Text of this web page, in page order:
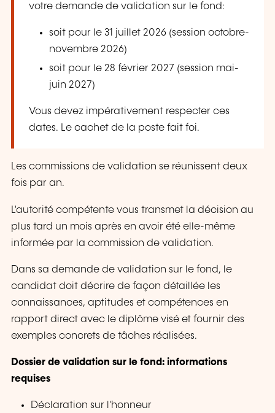
votre demande de validation sur le fond:
soit pour le 31 juillet 2026 (session octobre-
novembre 2026)
soit pour le 28 février 2027 (session mai-
juin 2027)
Vous devez impérativement respecter ces
dates. Le cachet de la poste fait foi.
Les commissions de validation se réunissent deux
fois par an.
L'autorité compétente vous transmet la décision au
plus tard un mois après en avoir été elle-même
informée par la commission de validation.
Dans sa demande de validation sur le fond, le
candidat doit décrire de façon détaillée les
connaissances, aptitudes et compétences en
rapport direct avec le diplôme visé et fournir des
exemples concrets de tâches réalisées.
Dossier de validation sur le fond: informations
requises
Déclaration sur l'honneur